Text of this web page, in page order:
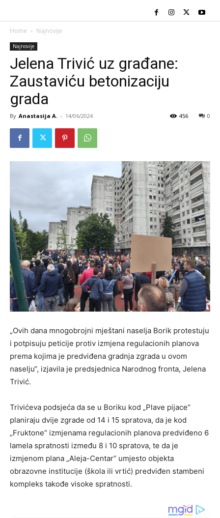
Home Najnovije
Najnovije
Jelena Trivić uz građane:
Zaustaviću betonizaciju
grada
By Anastasija A. - 14/06/2024 0
456
„Ovih dana mnogobrojni mještani naselja Borik protestuju
i potpisuju peticije protiv izmjena regulacionih planova
prema kojima je predviđena gradnja zgrada u ovom
naselju“, izjavila je predsjednica Narodnog fronta, Jelena
Trivić.
Trivićeva podsjeća da se u Boriku kod „Plave pijace“
planiraju dvije zgrade od 14 i 15 spratova, da je kod
„Fruktone“ izmjenama regulacionih planova predviđeno 6
lamela spratnosti između 8 i 10 spratova, te da je
izmjenom plana „Aleja-Centar“ umjesto objekta
obrazovne institucije (škola ili vrtić) predviđen stambeni
kompleks takođe visoke spratnosti.